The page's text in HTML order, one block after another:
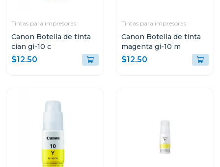
Tintas para impresoras
Canon Botella de tinta
cian gi-10 c
$12.50
Tintas para impresoras
Canon Botella de tinta
magenta gi-10 m
$12.50